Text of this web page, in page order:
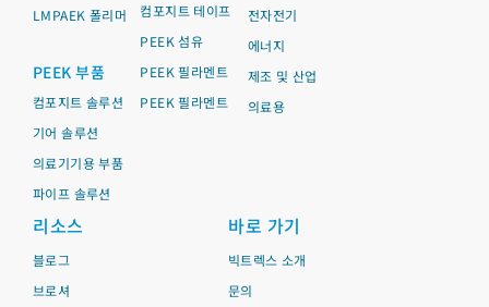
LMPAEK 폴리머
PEEK 부품
컴포지트 솔루션
기어 솔루션
의료기기용 부품
파이프 솔루션
컴포지트 테이프
PEEK 섬유
PEEK 필라멘트
PEEK 필라멘트
전자전기
에너지
제조 및 산업
의료용
리소스
블로그
브로셔
바로 가기
빅트렉스 소개
문의